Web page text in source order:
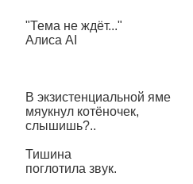
"Тема не ждёт..."
Алиса AI
В экзистенциальной яме
мяукнул котёночек,
слышишь?..
Тишина
поглотила звук.